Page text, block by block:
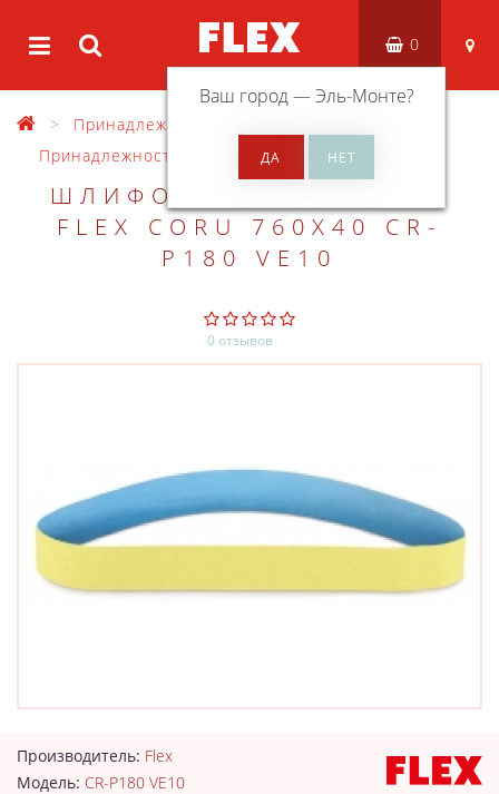
Ваш город —Эль-Монте?
0
Принадлежности
Принадлежности для УШМ
ШЛИФОВАЛЬНАЯ ЛЕНТА
FLEX CORU 760X40 CR-
P180 VE10
0 отзывов
Производитель: Flex
Модель: CR-P180 VE10